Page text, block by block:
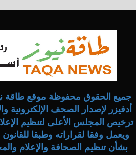
جميع الحقوق محفوظة موقع طاقة
أدفيزر لإصدار الصحف
بشأن تنظيم الصحافة والإعلام